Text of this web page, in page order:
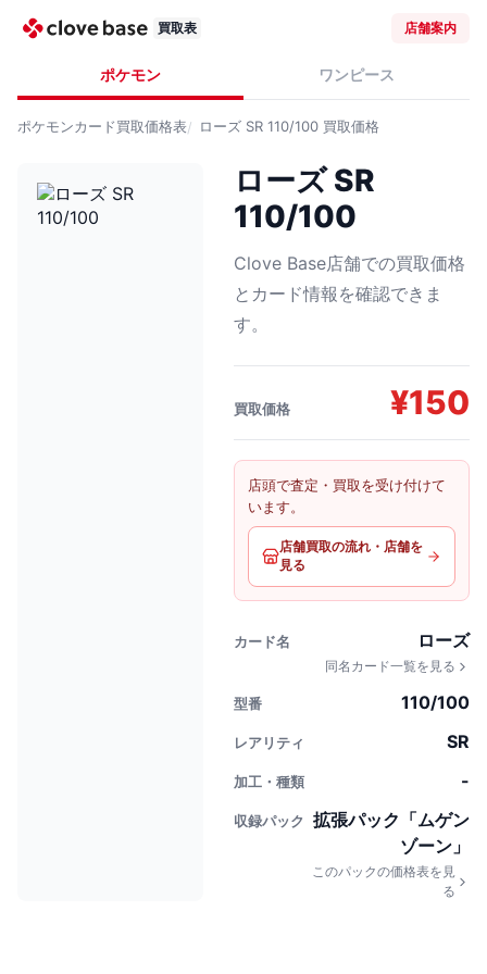
買取表 店舗案内
ポケモン ワンピース
ポケモンカード買取価格表 ローズ SR 110/100 買取価格
ローズ SR
110/100
Clove Base店舗での買取価格
とカード情報を確認できま
す。
買取価格 ¥150
店頭で査定・買取を受け付けて
います。
店舗買取の流れ・店舗を
見る
カード名 ローズ
同名カード一覧を見る
型番 110/100
レアリティ SR
加工・種類 -
収録パック
拡張パック「ムゲン
ゾーン」
このパックの価格表を見
る